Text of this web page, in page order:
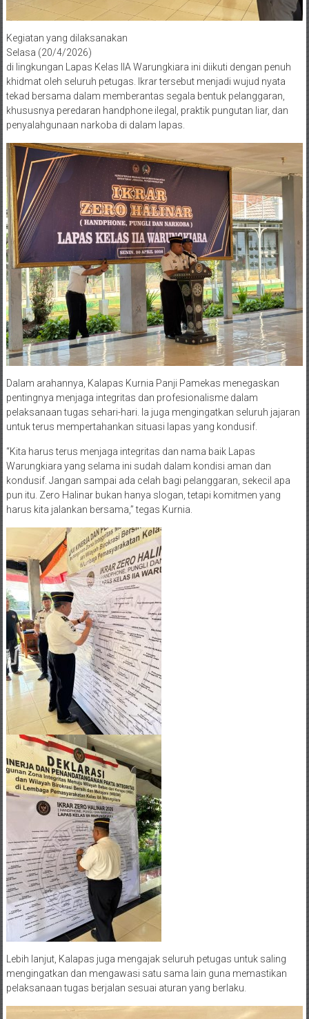
Kegiatan yang dilaksanakan
Selasa (20/4/2026)
di lingkungan Lapas Kelas IIA Warungkiara ini diikuti dengan penuh
khidmat oleh seluruh petugas. Ikrar tersebut menjadi wujud nyata
tekad bersama dalam memberantas segala bentuk pelanggaran,
khususnya peredaran handphone ilegal, praktik pungutan liar, dan
penyalahgunaan narkoba di dalam lapas.
Dalam arahannya, Kalapas Kurnia Panji Pamekas menegaskan
pentingnya menjaga integritas dan profesionalisme dalam
pelaksanaan tugas sehari-hari. Ia juga mengingatkan seluruh jajaran
untuk terus mempertahankan situasi lapas yang kondusif.
“Kita harus terus menjaga integritas dan nama baik Lapas
Warungkiara yang selama ini sudah dalam kondisi aman dan
kondusif. Jangan sampai ada celah bagi pelanggaran, sekecil apa
pun itu. Zero Halinar bukan hanya slogan, tetapi komitmen yang
harus kita jalankan bersama,” tegas Kurnia.
Lebih lanjut, Kalapas juga mengajak seluruh petugas untuk saling
mengingatkan dan mengawasi satu sama lain guna memastikan
pelaksanaan tugas berjalan sesuai aturan yang berlaku.